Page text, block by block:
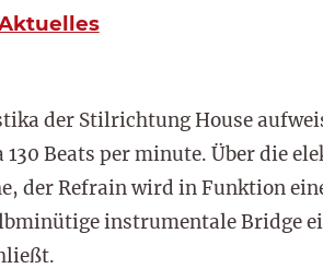
der Stilrichtung House
Beats per minute. Über die
der Refrain wird in Funktion
instrumentale Bridge